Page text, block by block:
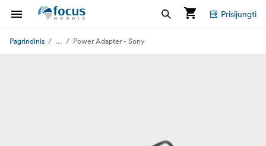
Prisijungti
Pagrindinis ... Power Adapter - Sony